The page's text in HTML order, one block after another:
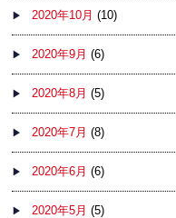
2020年10月 (10)
2020年9月 (6)
2020年8月 (5)
2020年7月 (8)
2020年6月 (6)
2020年5月 (5)